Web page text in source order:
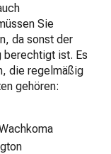
Sie
da sonst der
berechtigt ist. Es
die regelmäßig
gehören: